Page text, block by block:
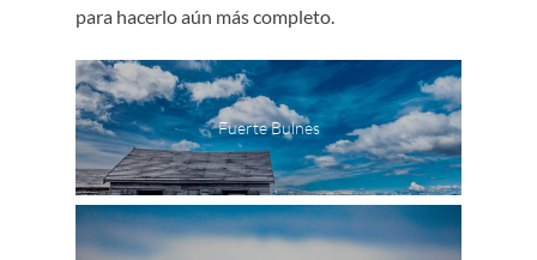
para hacerlo aún más completo.
Fuerte Bulnes